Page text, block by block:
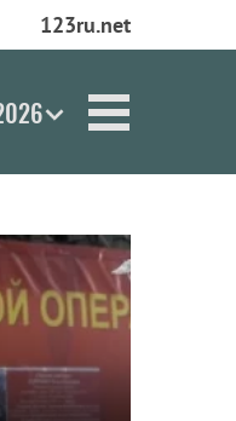
123ru.net